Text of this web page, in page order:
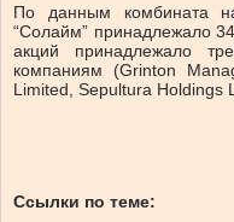
По данным комбината
“Солайм” принадлежало
акций принадлежало
компаниям (Grinton
Limited, Sepultura Holdings
Ссылки по теме: